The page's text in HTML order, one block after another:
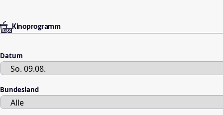
Kinoprogramm
Datum
Bundesland